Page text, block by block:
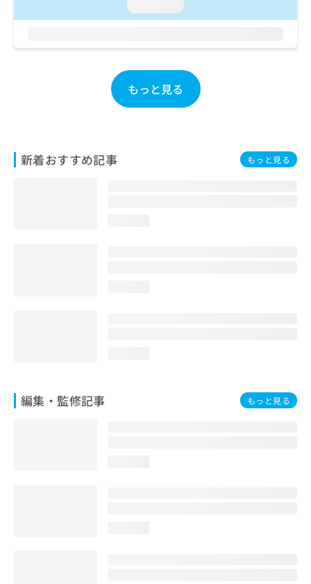
もっと見る
新着おすすめ記事 もっと見る
編集・監修記事 もっと見る
問
合